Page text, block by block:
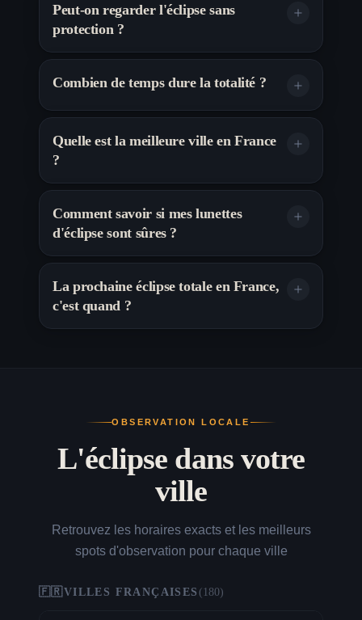
Peut-on regarder l'éclipse sans
protection ?
Combien de temps dure la totalité ?
Quelle est la meilleure ville en France
?
Comment savoir si mes lunettes
d'éclipse sont sûres ?
La prochaine éclipse totale en France,
c'est quand ?
OBSERVATION LOCALE
L'éclipse dans votre
ville
Retrouvez les horaires exacts et les meilleurs
spots d'observation pour chaque ville
🇫🇷VILLES FRANÇAISES (180)